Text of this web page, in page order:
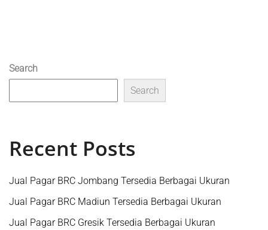
Search
Search
Recent Posts
Jual Pagar BRC Jombang Tersedia Berbagai Ukuran
Jual Pagar BRC Madiun Tersedia Berbagai Ukuran
Jual Pagar BRC Gresik Tersedia Berbagai Ukuran